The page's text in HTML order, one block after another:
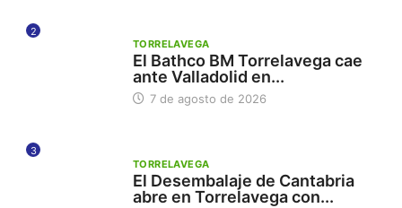
2
TORRELAVEGA
El Bathco BM Torrelavega cae
ante Valladolid en...
7 de agosto de 2026
3
TORRELAVEGA
El Desembalaje de Cantabria
abre en Torrelavega con...